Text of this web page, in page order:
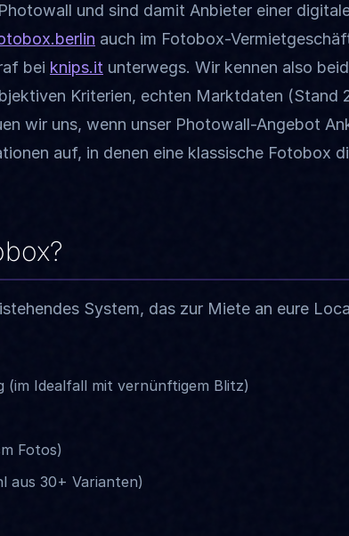
und sind damit Anbieter einer
auch im Fotobox-
bei knips.it unterwegs. Wir kennen also
Kriterien, echten Marktdaten (Stand
wir uns, wenn unser Photowall-Angebot
auf, in denen eine klassische Fotobox
System, das zur Miete an eure
(im Idealfall mit vernünftigem Blitz)
Fotos)
aus 30+ Varianten)